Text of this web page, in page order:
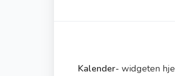
Kalender- widgeten